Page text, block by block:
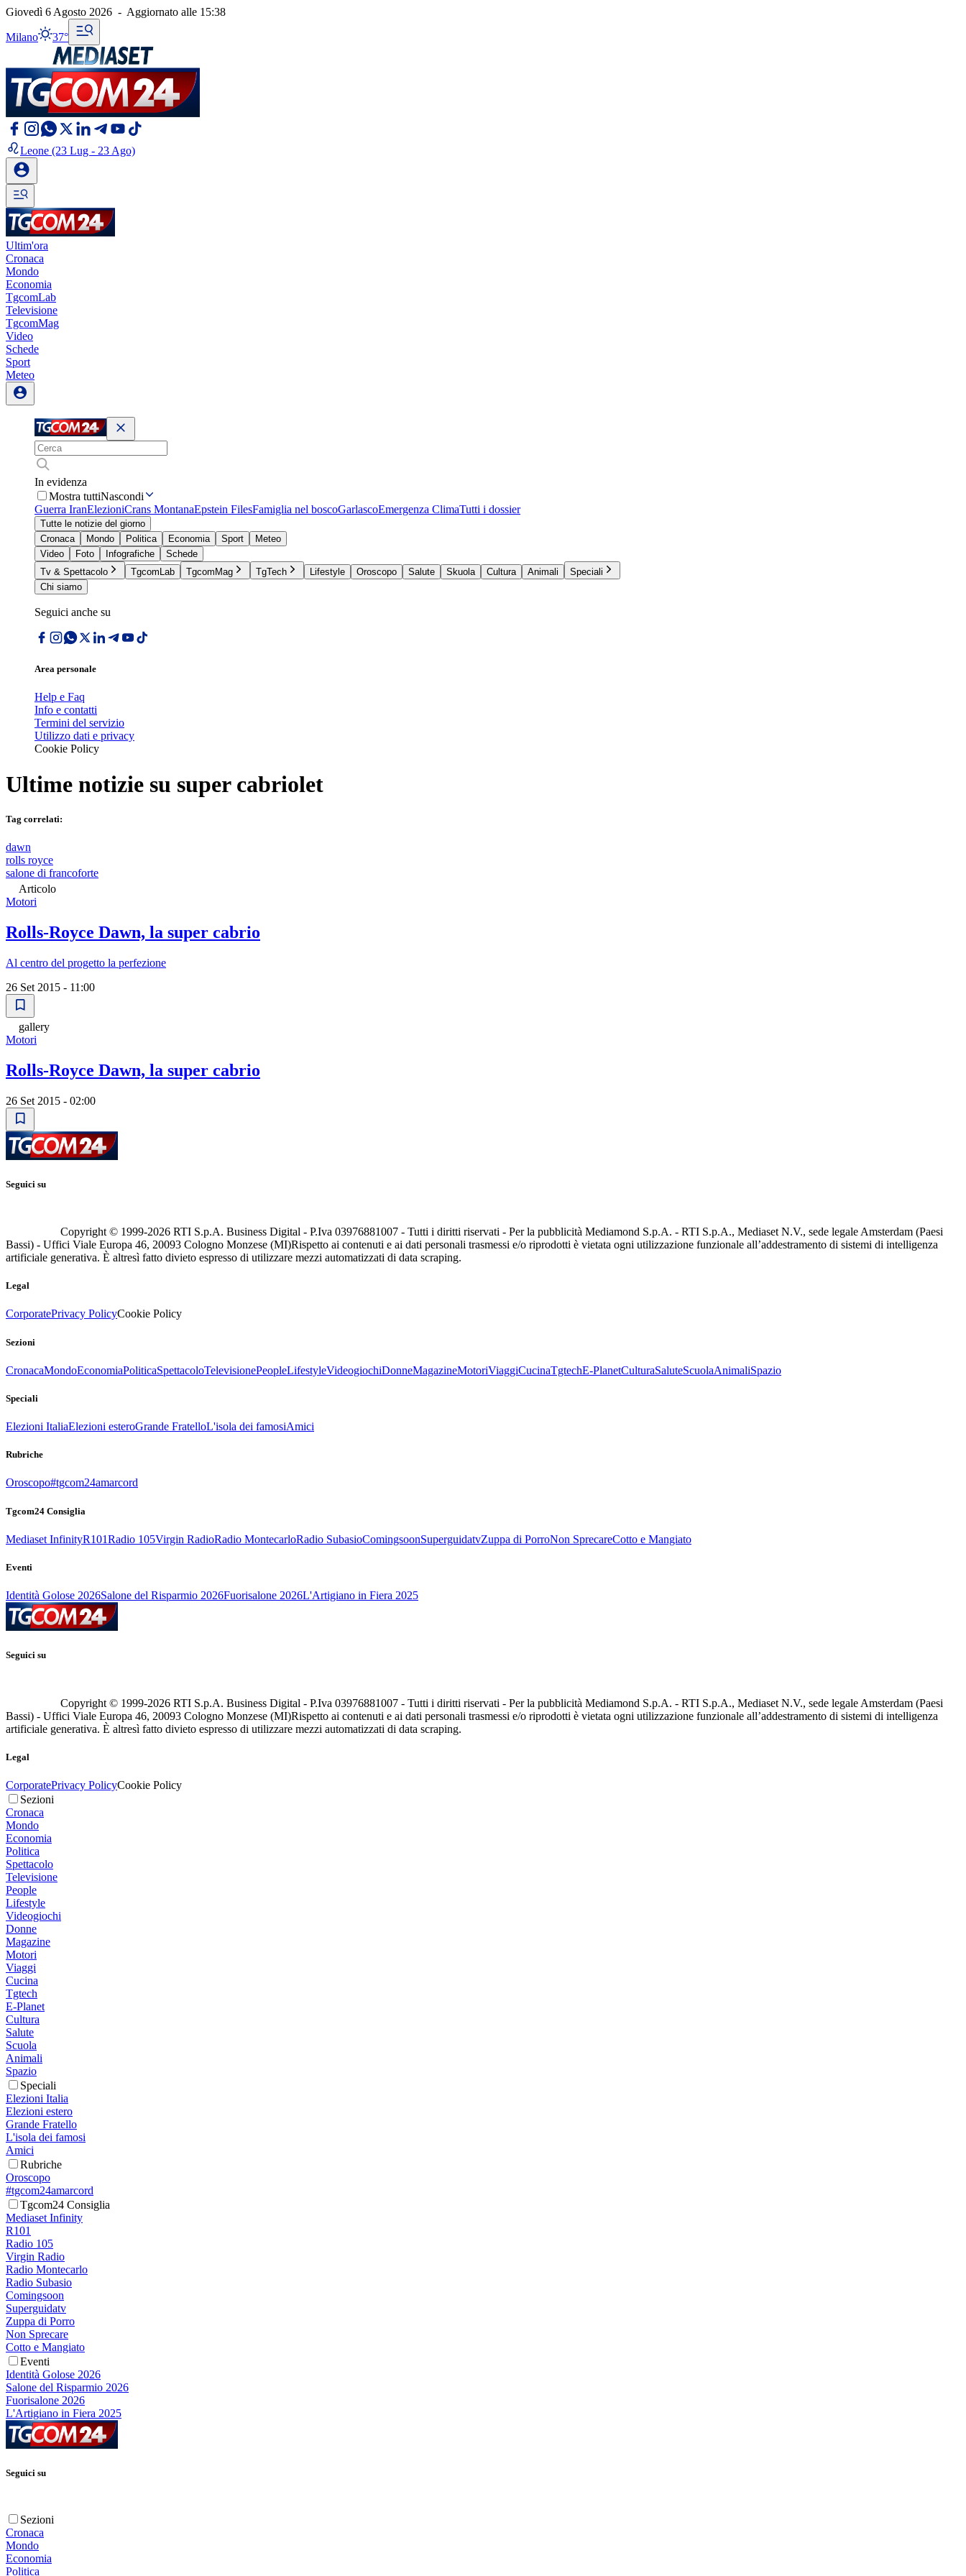
Giovedì 6 Agosto 2026 - Aggiornato alle 15:38
Milano 37°
Leone (23 Lug - 23 Ago)
Ultim'ora
Cronaca
Mondo
Economia
TgcomLab
Televisione
TgcomMag
Video
Schede
Sport
Meteo
In evidenza
Mostra tuttiNascondi
Guerra IranElezioniCrans MontanaEpstein FilesFamiglia nel boscoGarlascoEmergenza ClimaTutti i dossier
Tutte le notizie del giorno
Cronaca
Mondo Politica Economia Sport
Meteo
Video
Foto Infografiche
Schede
Tv & Spettacolo
TgcomLab TgcomMag TgTech Lifestyle Oroscopo Salute Skuola Cultura Animali
Speciali
Chi siamo
Seguici anche su
Area personale
Help e Faq
Info e contatti
Termini del servizio
Utilizzo dati e privacy
Cookie Policy
Ultime notizie su super cabriolet
Tag correlati:
dawn
rolls royce
salone di francoforte
Articolo
Motori
Rolls-Royce Dawn, la super cabrio
Al centro del progetto la perfezione
26 Set 2015 - 11:00
gallery
Motori
Rolls-Royce Dawn, la super cabrio
26 Set 2015 - 02:00
Seguici su
Copyright © 1999-2026 RTI S.p.A. Business Digital - P.Iva 03976881007 - Tutti i diritti riservati - Per la pubblicità Mediamond S.p.A. - RTI S.p.A., Mediaset N.V., sede legale Amsterdam (Paesi
Bassi) - Uffici Viale Europa 46, 20093 Cologno Monzese (MI)Rispetto ai contenuti e ai dati personali trasmessi e/o riprodotti è vietata ogni utilizzazione funzionale all’addestramento di sistemi di intelligenza
artificiale generativa. È altresì fatto divieto espresso di utilizzare mezzi automatizzati di data scraping.
Legal
CorporatePrivacy PolicyCookie Policy
Sezioni
CronacaMondoEconomiaPoliticaSpettacoloTelevisionePeopleLifestyleVideogiochiDonneMagazineMotoriViaggiCucinaTgtechE-PlanetCulturaSaluteScuolaAnimaliSpazio
Speciali
Elezioni ItaliaElezioni esteroGrande FratelloL'isola dei famosiAmici
Rubriche
Oroscopo#tgcom24amarcord
Tgcom24 Consiglia
Mediaset InfinityR101Radio 105Virgin RadioRadio MontecarloRadio SubasioComingsoonSuperguidatvZuppa di PorroNon SprecareCotto e Mangiato
Eventi
Identità Golose 2026Salone del Risparmio 2026Fuorisalone 2026L'Artigiano in Fiera 2025
Seguici su
Copyright © 1999-2026 RTI S.p.A. Business Digital - P.Iva 03976881007 - Tutti i diritti riservati - Per la pubblicità Mediamond S.p.A. - RTI S.p.A., Mediaset N.V., sede legale Amsterdam (Paesi
Bassi) - Uffici Viale Europa 46, 20093 Cologno Monzese (MI)Rispetto ai contenuti e ai dati personali trasmessi e/o riprodotti è vietata ogni utilizzazione funzionale all’addestramento di sistemi di intelligenza
artificiale generativa. È altresì fatto divieto espresso di utilizzare mezzi automatizzati di data scraping.
Legal
CorporatePrivacy PolicyCookie Policy
Sezioni
Cronaca
Mondo
Economia
Politica
Spettacolo
Televisione
People
Lifestyle
Videogiochi
Donne
Magazine
Motori
Viaggi
Cucina
Tgtech
E-Planet
Cultura
Salute
Scuola
Animali
Spazio
Speciali
Elezioni Italia
Elezioni estero
Grande Fratello
L'isola dei famosi
Amici
Rubriche
Oroscopo
#tgcom24amarcord
Tgcom24 Consiglia
Mediaset Infinity
R101
Radio 105
Virgin Radio
Radio Montecarlo
Radio Subasio
Comingsoon
Superguidatv
Zuppa di Porro
Non Sprecare
Cotto e Mangiato
Eventi
Identità Golose 2026
Salone del Risparmio 2026
Fuorisalone 2026
L'Artigiano in Fiera 2025
Seguici su
Sezioni
Cronaca
Mondo
Economia
Politica